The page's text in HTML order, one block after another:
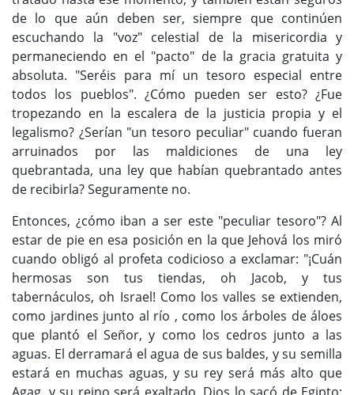
de lo que aún deben ser, siempre que continúen
escuchando la "voz" celestial de la misericordia y
permaneciendo en el "pacto" de la gracia gratuita y
absoluta. "Seréis para mí un tesoro especial entre
todos los pueblos". ¿Cómo pueden ser esto? ¿Fue
tropezando en la escalera de la justicia propia y el
legalismo? ¿Serían "un tesoro peculiar" cuando fueran
arruinados por las maldiciones de una ley
quebrantada, una ley que habían quebrantado antes
de recibirla? Seguramente no.
Entonces, ¿cómo iban a ser este "peculiar tesoro"? Al
estar de pie en esa posición en la que Jehová los miró
cuando obligó al profeta codicioso a exclamar: "¡Cuán
hermosas son tus tiendas, oh Jacob, y tus
tabernáculos, oh Israel! Como los valles se extienden,
como jardines junto al río , como los árboles de áloes
que plantó el Señor, y como los cedros junto a las
aguas. El derramará el agua de sus baldes, y su semilla
estará en muchas aguas, y su rey será más alto que